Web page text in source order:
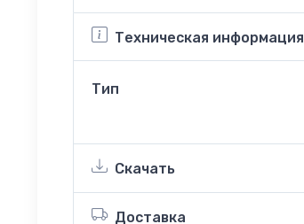
Техническая информация
Тип
Скачать
Доставка